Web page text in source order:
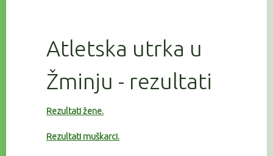
Atletska utrka u
Žminju - rezultati
Rezultati žene.
Rezultati muškarci.